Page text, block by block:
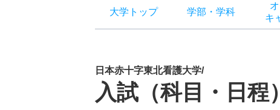
大学トップ 学部 ・ 学科
キ
日本赤十字東北看護大学/
入試（科目・日程）